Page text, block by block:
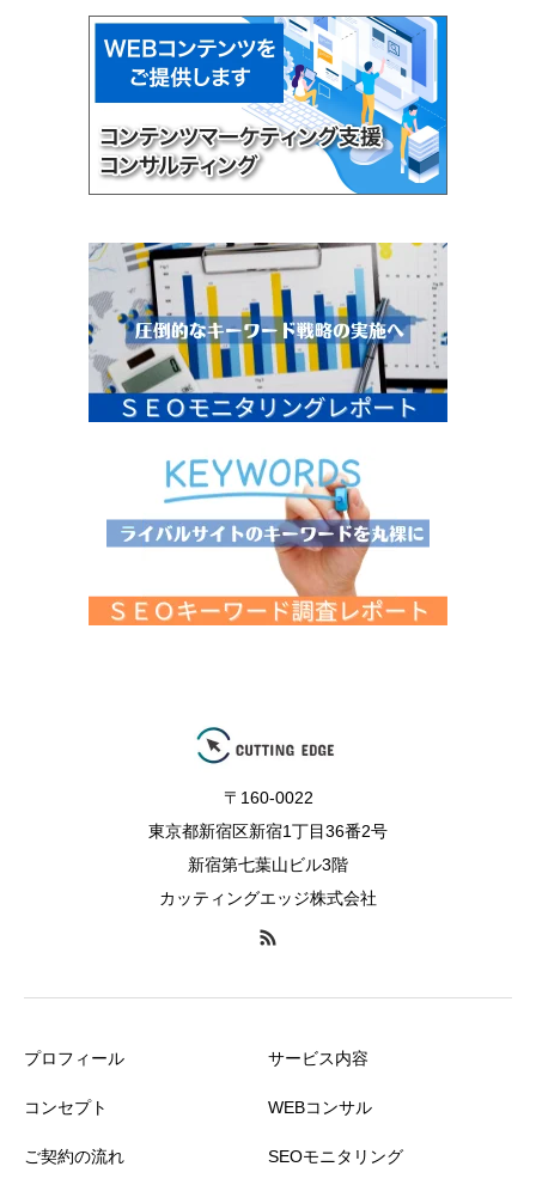
〒160-0022
東京都新宿区新宿1丁目36番2号
新宿第七葉山ビル3階
カッティングエッジ株式会社
プロフィール
コンセプト
ご契約の流れ
サービス内容
WEBコンサル
SEOモニタリング